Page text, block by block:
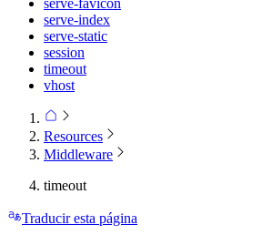
serve-favicon
serve-index
serve-static
session
timeout
vhost
Resources
Middleware
timeout
Traducir esta página